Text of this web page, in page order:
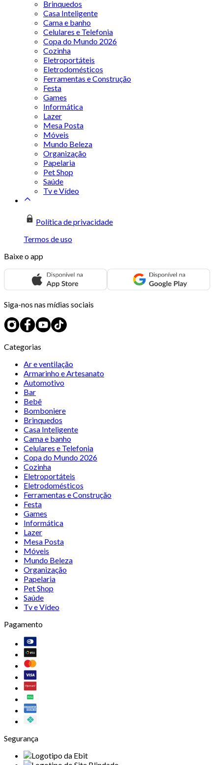
Brinquedos
Casa Inteligente
Cama e banho
Celulares e Telefonia
Copa do Mundo 2026
Cozinha
Eletroportáteis
Eletrodomésticos
Ferramentas e Construção
Festa
Games
Informática
Lazer
Mesa Posta
Móveis
Mundo Beleza
Organização
Papelaria
Pet Shop
Saúde
Tv e Vídeo
Política de privacidade
Termos de uso
Baixe o app
Siga-nos nas mídias sociais
Categorias
Ar e ventilação
Armarinho e Artesanato
Automotivo
Bar
Bebê
Bomboniere
Brinquedos
Casa Inteligente
Cama e banho
Celulares e Telefonia
Copa do Mundo 2026
Cozinha
Eletroportáteis
Eletrodomésticos
Ferramentas e Construção
Festa
Games
Informática
Lazer
Mesa Posta
Móveis
Mundo Beleza
Organização
Papelaria
Pet Shop
Saúde
Tv e Vídeo
Pagamento
Segurança